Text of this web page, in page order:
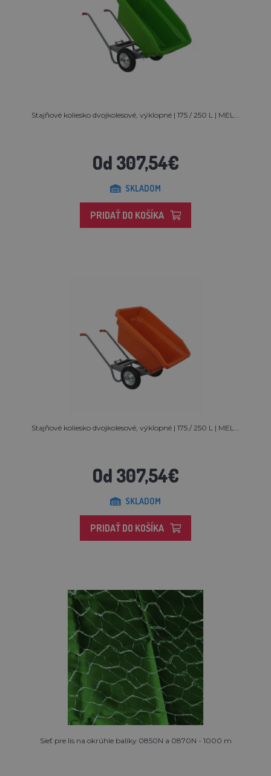
Stajňové koliesko dvojkolesové, výklopné | 175 / 250 L | MEL...
Od 307,54€
SKLADOM
PRIDAŤ DO KOŠÍKA
Stajňové koliesko dvojkolesové, výklopné | 175 / 250 L | MEL...
Od 307,54€
SKLADOM
PRIDAŤ DO KOŠÍKA
Sieť pre lis na okrúhle balíky 0850N a 0870N - 1000 m